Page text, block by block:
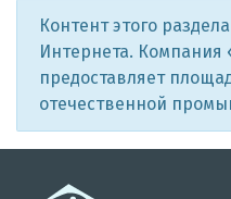
Контент этого
Интернета.
предоставляет
отечественной